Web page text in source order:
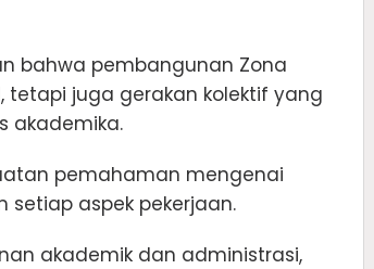
bahwa pembangunan Zona
juga gerakan kolektif yang
akademika.
pemahaman mengenai
aspek pekerjaan.
akademik dan administrasi,